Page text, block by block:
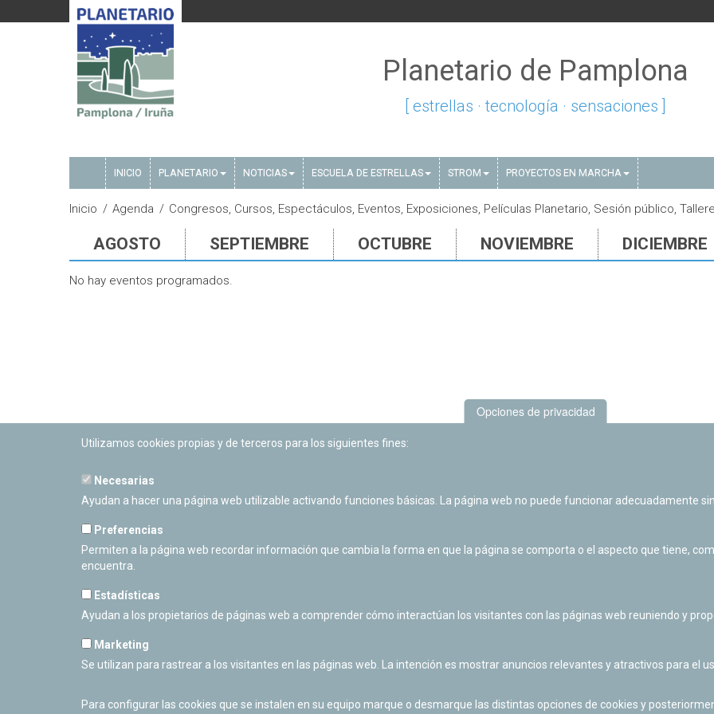
Planetario de Pamplona
[ estrellas · tecnología · sensaciones ]
INICIO PLANETARIO NOTICIAS ESCUELA DE ESTRELLAS STROM PROYECTOS EN MARCHA
Inicio Agenda Congresos, Cursos, Espectáculos, Eventos, Exposiciones, Películas Planetario, Sesión público,
AGOSTO SEPTIEMBRE OCTUBRE NOVIEMBRE DICIEMBRE
No hay eventos programados.
PLANETARIO DE PAMPLONA
Calle Sancho RamÃ­rez, s/n
Cerrado Temporalmente
Opciones de privacidad
Utilizamos cookies propias y de terceros para los siguientes fines:
Necesarias
Ayudan a hacer una página web utilizable activando funciones básicas. La página web no puede funcionar adecuadamente
Preferencias
Permiten a la página web recordar información que cambia la forma en que la página se comporta o el aspecto que tiene,
encuentra.
Estadísticas
Ayudan a los propietarios de páginas web a comprender cómo interactúan los visitantes con las páginas web reuniendo y
Marketing
Se utilizan para rastrear a los visitantes en las páginas web. La intención es mostrar anuncios relevantes y atractivos para el
Para configurar las cookies que se instalen en su equipo marque o desmarque las distintas opciones de cookies y